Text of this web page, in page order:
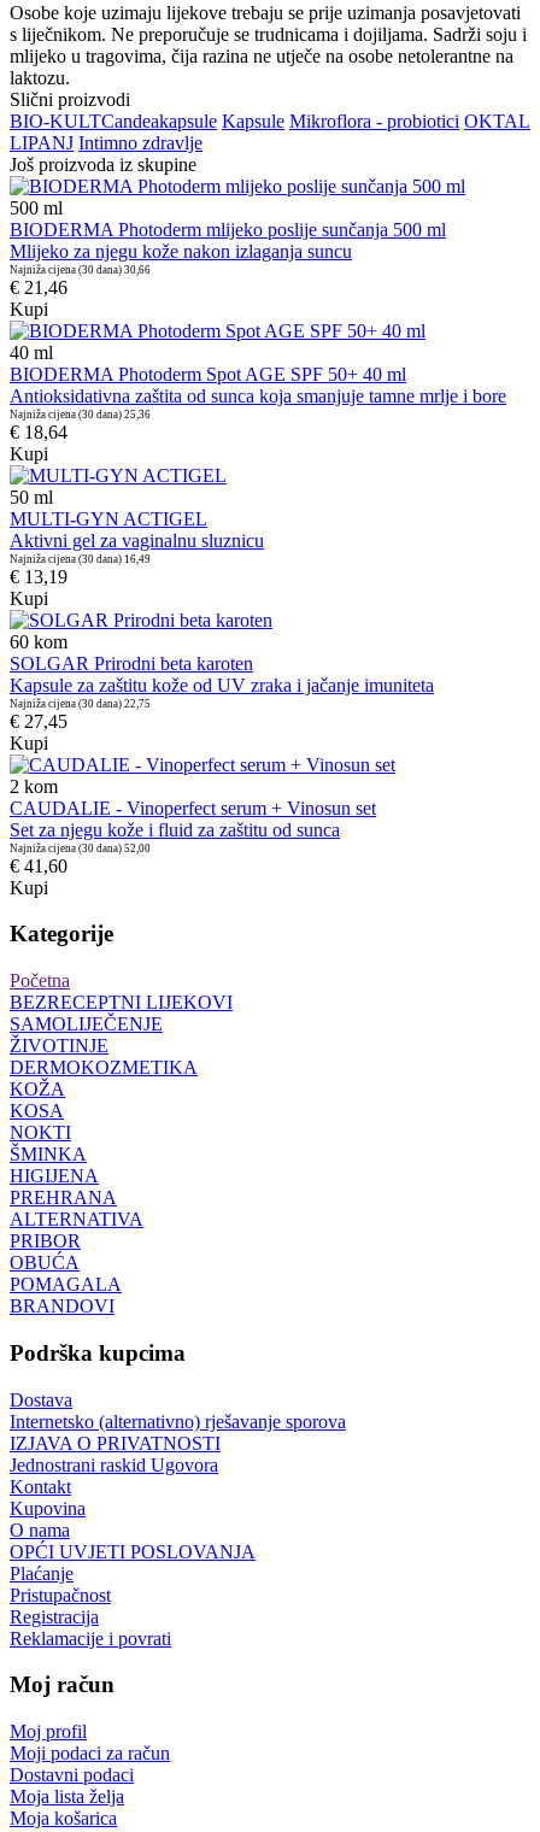
Osobe koje uzimaju lijekove trebaju se prije uzimanja posavjetovati
s liječnikom. Ne preporučuje se trudnicama i dojiljama. Sadrži soju i
mlijeko u tragovima, čija razina ne utječe na osobe netolerantne na
laktozu.
Slični proizvodi
BIO-KULTCandeakapsule Kapsule Mikroflora - probiotici OKTAL
LIPANJ Intimno zdravlje
Još proizvoda iz skupine
500 ml
BIODERMA Photoderm mlijeko poslije sunčanja 500 ml
Mlijeko za njegu kože nakon izlaganja suncu
Najniža cijena (30 dana) 30,66
€ 21,46
Kupi
40 ml
BIODERMA Photoderm Spot AGE SPF 50+ 40 ml
Antioksidativna zaštita od sunca koja smanjuje tamne mrlje i bore
Najniža cijena (30 dana) 25,36
€ 18,64
Kupi
50 ml
MULTI-GYN ACTIGEL
Aktivni gel za vaginalnu sluznicu
Najniža cijena (30 dana) 16,49
€ 13,19
Kupi
60 kom
SOLGAR Prirodni beta karoten
Kapsule za zaštitu kože od UV zraka i jačanje imuniteta
Najniža cijena (30 dana) 22,75
€ 27,45
Kupi
2 kom
CAUDALIE - Vinoperfect serum + Vinosun set
Set za njegu kože i fluid za zaštitu od sunca
Najniža cijena (30 dana) 52,00
€ 41,60
Kupi
Kategorije
Početna
BEZRECEPTNI LIJEKOVI
SAMOLIJEČENJE
ŽIVOTINJE
DERMOKOZMETIKA
KOŽA
KOSA
NOKTI
ŠMINKA
HIGIJENA
PREHRANA
ALTERNATIVA
PRIBOR
OBUĆA
POMAGALA
BRANDOVI
Podrška kupcima
Dostava
Internetsko (alternativno) rješavanje sporova
IZJAVA O PRIVATNOSTI
Jednostrani raskid Ugovora
Kontakt
Kupovina
O nama
OPĆI UVJETI POSLOVANJA
Plaćanje
Pristupačnost
Registracija
Reklamacije i povrati
Moj račun
Moj profil
Moji podaci za račun
Dostavni podaci
Moja lista želja
Moja košarica